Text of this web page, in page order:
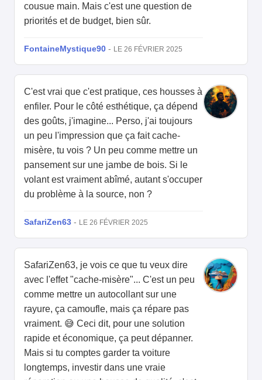
cousue main. Mais c'est une question de
priorités et de budget, bien sûr.
FontaineMystique90 - LE 26 FÉVRIER 2025
C'est vrai que c'est pratique, ces housses à
enfiler. Pour le côté esthétique, ça dépend
des goûts, j'imagine... Perso, j'ai toujours
un peu l'impression que ça fait cache-
misère, tu vois ? Un peu comme mettre un
pansement sur une jambe de bois. Si le
volant est vraiment abîmé, autant s'occuper
du problème à la source, non ?
SafariZen63 - LE 26 FÉVRIER 2025
SafariZen63, je vois ce que tu veux dire
avec l'effet "cache-misère"... C'est un peu
comme mettre un autocollant sur une
rayure, ça camoufle, mais ça répare pas
vraiment. 😅 Ceci dit, pour une solution
rapide et économique, ça peut dépanner.
Mais si tu comptes garder ta voiture
longtemps, investir dans une vraie